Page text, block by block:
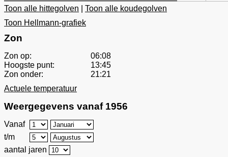
Toon alle hittegolven
Toon alle koudegolven
Toon Hellmann-grafiek
Zon
Zon op:
06:08
Hoogste punt:
13:45
Zon onder:
21:21
Actuele temperatuur
Weergegevens vanaf 1956
Vanaf
t/m
aantal jaren